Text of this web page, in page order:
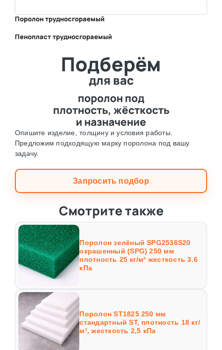
Поролон трудносгораемый
Пенопласт трудносгораемый
Подберём
для вас
поролон под
плотность, жёсткость
и назначение
Опишите изделие, толщину и условия работы.
Предложим подходящую марку поролона под вашу
задачу.
Запросить подбор
Смотрите также
Поролон зелёный SPG2536S20
окрашенный (SPG) 250 мм
плотность 25 кг/м³ жесткость 3.6
кПа
Поролон ST1825 250 мм
стандартный ST, плотность 18 кг/
м³, жесткость 2,5 кПа